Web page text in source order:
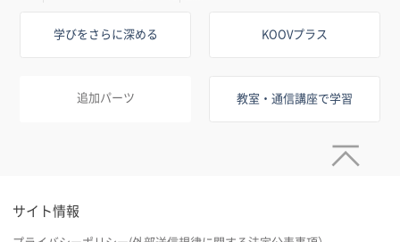
学びをさらに深める KOOVプラス
追加パーツ 教室・通信講座で学習
サイト情報